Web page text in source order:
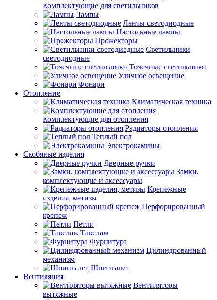
Комплектующие для светильников
Лампы
Ленты светодиодные
Настольные лампы
Прожекторы
Светильники
светодиодные
Точечные светильники
Уличное освещение
Фонари
Отопление
Климатическая техника
Комплектующие для отопления
Радиаторы отопления
Теплый пол
Электрокамины
Скобяные изделия
Дверные ручки
Замки,
комплектующие и аксессуары
Крепежные
изделия, метизы
Перфорированный
крепеж
Петли
Такелаж
Фурнитура
Цилиндрованный
механизм
Шпингалет
Вентиляция
Вентиляторы
вытяжные